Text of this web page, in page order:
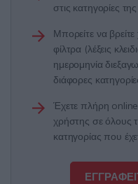
στις κατηγορίες
Μπορείτε να
φίλτρα (λέξεις
ημερομηνία
διάφορες
Έχετε πλήρη
χρήστης σε όλους
κατηγορίας που